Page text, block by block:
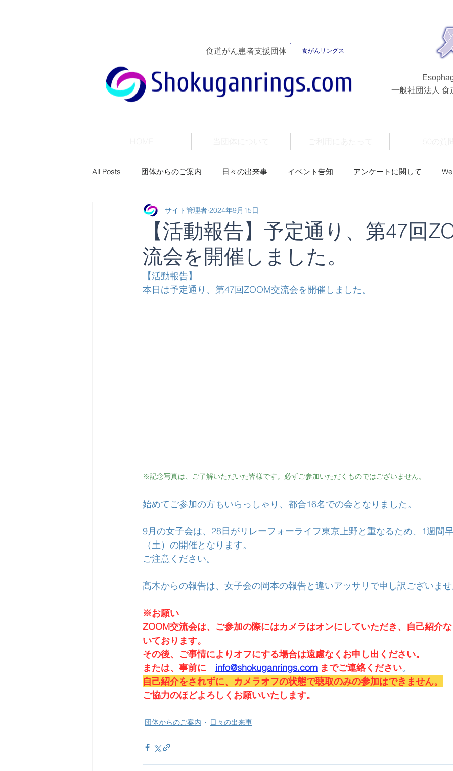
食道がん患者支援団体 食がんリングス
一般社団法人 食
All Posts 団体からのご案内 日々の出来事 イベント告知 アンケートに関して
【活動報告】予定通り、第47回
流会を開催しました。
サイト管理者 2024年9月15日
【活動報告】
本日は予定通り、第47回ZOOM交流会を開催しました。
※記念写真は、ご了解いただいた皆様です。必ずご参加いただくものではございません。
始めてご参加の方もいらっしゃり、都合16名での会となりました。
9月の女子会は、28日がリレーフォーライフ東京上野と重なるため、1週間
（土）の開催となります。
ご注意ください。
髙木からの報告は、女子会の岡本の報告と違いアッサリで申し訳ございま
※お願い
ZOOM交流会は、ご参加の際にはカメラはオンにしていただき、自己紹介
いております。
その後、ご事情によりオフにする場合は遠慮なくお申し出ください。
または、事前に info@shokuganrings.com までご連絡ください。
自己紹介をされずに、カメラオフの状態で聴取のみの参加はできません。
ご協力のほどよろしくお願いいたします。
団体からのご案内 日々の出来事